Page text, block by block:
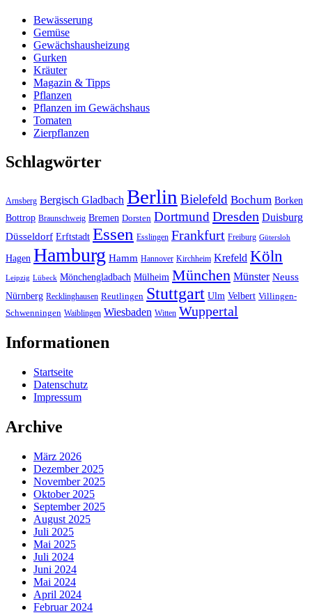
Bewässerung
Gemüse
Gewächshausheizung
Gurken
Kräuter
Magazin & Tipps
Pflanzen
Pflanzen im Gewächshaus
Tomaten
Zierpflanzen
Schlagwörter
Arnsberg Bergisch Gladbach Berlin Bielefeld Bochum Borken
Bottrop Braunschweig Bremen Dorsten DortmundDresden Duisburg
Düsseldorf Erftstadt Essen Esslingen Frankfurt Freiburg Gütersloh
Hagen Hamburg Hamm Hannover Kirchheim Krefeld Köln
Leipzig Lübeck Mönchengladbach Mülheim München Münster Neuss
Nürnberg Recklinghausen Reutlingen Stuttgart Ulm Velbert Villingen-
Schwenningen Waiblingen Wiesbaden Witten Wuppertal
Informationen
Startseite
Datenschutz
Impressum
Archive
März 2026
Dezember 2025
November 2025
Oktober 2025
September 2025
August 2025
Juli 2025
Mai 2025
Juli 2024
Juni 2024
Mai 2024
April 2024
Februar 2024